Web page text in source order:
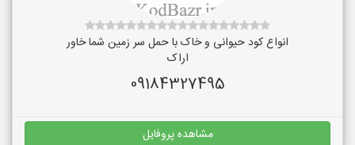
انواع کود حیوانی و خاک با حمل سر زمین شما خاور
اراک
09184327495
مشاهده پروفایل